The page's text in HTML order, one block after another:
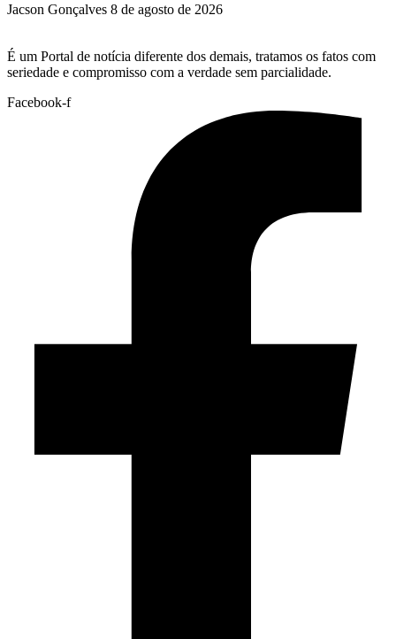
Jacson Gonçalves 8 de agosto de 2026
É um Portal de notícia diferente dos demais, tratamos os fatos com
seriedade e compromisso com a verdade sem parcialidade.
Facebook-f